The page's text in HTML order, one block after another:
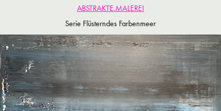
ABSTRAKTE.MALEREI
Serie Flüsterndes Farbenmeer